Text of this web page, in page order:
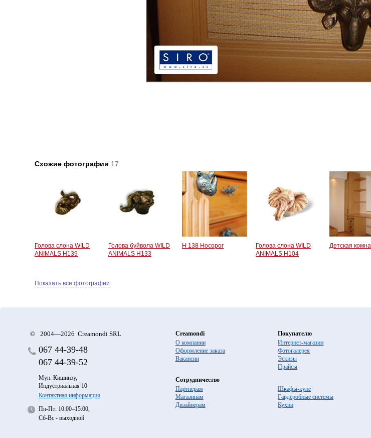
Схожие фотографии 17
Голова слона WILD
ANIMALS H139
Голова буйвола WILD
ANIMALS H133
H 138 Носорог
Голова слона WILD
ANIMALS H104
Детская
Показать все фотографии
© 2004—2026 Creamondi SRL
067 44-39-48
067 44-39-52
Мун. Кишинэу,
Индустриальная 10
Контактная информация
Пн-Пт: 10:00–15:00,
Сб-Вс - выходной
Creamondi
О компании
Оформление заказа
Вакансии
Покупателю
Интернет-магазин
Фотогалерея
Эскизы
Прайсы
Сотрудничество
Партнерам
Магазинам
Дизайнерам
Шкафы-купе
Гардеробные системы
Кухни